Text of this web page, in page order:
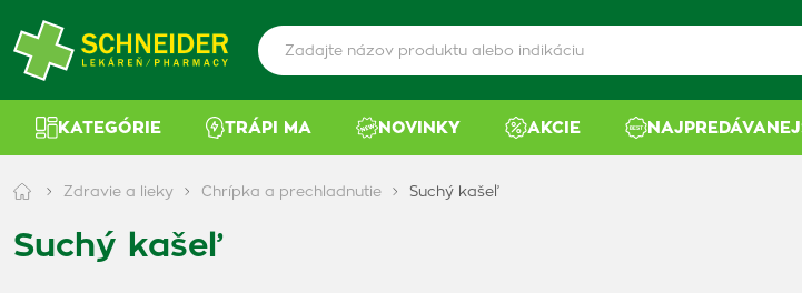
KATEGÓRIE TRÁPI MA NOVINKY AKCIE
Zdravie a lieky Chrípka a prechladnutie Suchý kašeľ
Suchý kašeľ